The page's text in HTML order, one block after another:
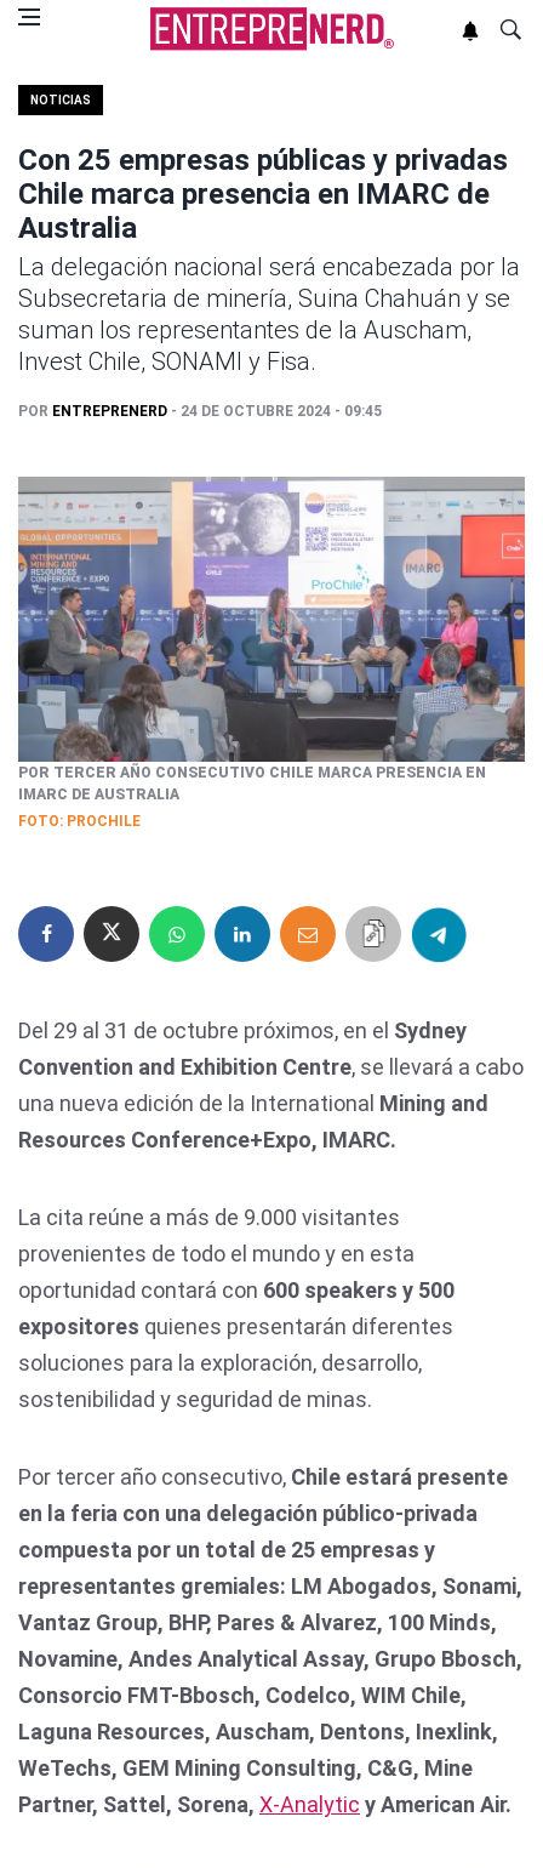
NOTICIAS
Con 25 empresas públicas y privadas
Chile marca presencia en IMARC de
Australia
La delegación nacional será encabezada por la
Subsecretaria de minería, Suina Chahuán y se
suman los representantes de la Auscham,
Invest Chile, SONAMI y Fisa.
POR ENTREPRENERD - 24 DE OCTUBRE 2024 - 09:45
POR TERCER AÑO CONSECUTIVO CHILE MARCA PRESENCIA EN
IMARC DE AUSTRALIA
FOTO: PROCHILE
Del 29 al 31 de octubre próximos, en el Sydney
Convention and Exhibition Centre, se llevará a cabo
una nueva edición de la International Mining and
Resources Conference+Expo, IMARC.
La cita reúne a más de 9.000 visitantes
provenientes de todo el mundo y en esta
oportunidad contará con 600 speakers y 500
expositores quienes presentarán diferentes
soluciones para la exploración, desarrollo,
sostenibilidad y seguridad de minas.
Por tercer año consecutivo, Chile estará presente
en la feria con una delegación público-privada
compuesta por un total de 25 empresas y
representantes gremiales: LM Abogados, Sonami,
Vantaz Group, BHP, Pares & Alvarez, 100 Minds,
Novamine, Andes Analytical Assay, Grupo Bbosch,
Consorcio FMT-Bbosch, Codelco, WIM Chile,
Laguna Resources, Auscham, Dentons, Inexlink,
WeTechs, GEM Mining Consulting, C&G, Mine
Partner, Sattel, Sorena, X-Analytic y American Air.